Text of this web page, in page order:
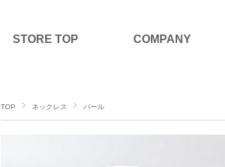
COMPANY
STORE TOP
TOP ネックレス パール